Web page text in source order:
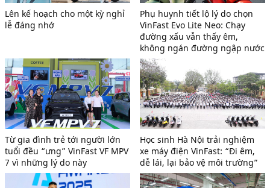
Lên kế hoạch cho một kỳ nghỉ
lễ đáng nhớ
Phụ huynh tiết lộ lý do chọn
VinFast Evo Lite Neo: Chạy
đường xấu vẫn thấy êm,
không ngán đường ngập nước
Từ gia đình trẻ tới người lớn
tuổi đều “ưng” VinFast VF MPV
7 vì những lý do này
Học sinh Hà Nội trải nghiệm
xe máy điện VinFast: “Đi êm,
dễ lái, lại bảo vệ môi trường”